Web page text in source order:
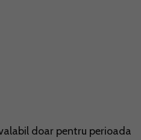
doar pentru perioada